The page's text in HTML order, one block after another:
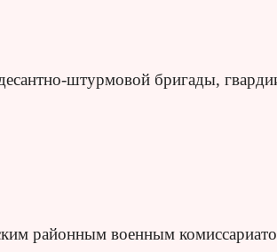
штурмовой бригады,
районным военным